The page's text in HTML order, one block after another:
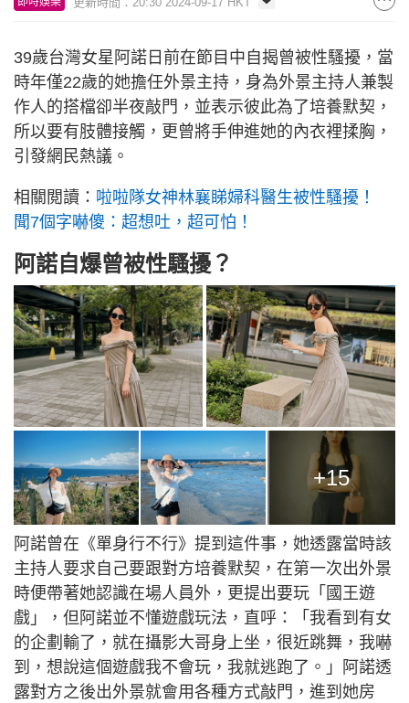
39歲台灣女星阿諾日前在節目中自揭曾被性騷擾，當
時年僅22歲的她擔任外景主持，身為外景主持人兼製
作人的搭檔卻半夜敲門，並表示彼此為了培養默契，
所以要有肢體接觸，更曾將手伸進她的內衣裡揉胸，
引發網民熱議。
相關閲讀： 啦啦隊女神林襄睇婦科醫生被性騷擾！
聞7個字嚇傻：超想吐，超可怕！
阿諾自爆曾被性騷擾？
+15
阿諾曾在《單身行不行》提到這件事，她透露當時該
主持人要求自己要跟對方培養默契，在第一次出外景
時便帶著她認識在場人員外，更提出要玩「國王遊
戲」，但阿諾並不懂遊戲玩法，直呼：「我看到有女
的企劃輸了，就在攝影大哥身上坐，很近跳舞，我嚇
到，想說這個遊戲我不會玩，我就逃跑了。」阿諾透
露對方之後出外景就會用各種方式敲門，進到她房